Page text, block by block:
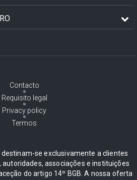
Contacto
Requisito legal
Privacy policy
Termos
se exclusivamente a clientes
associações e instituições
do artigo 14º BGB. A nossa oferta